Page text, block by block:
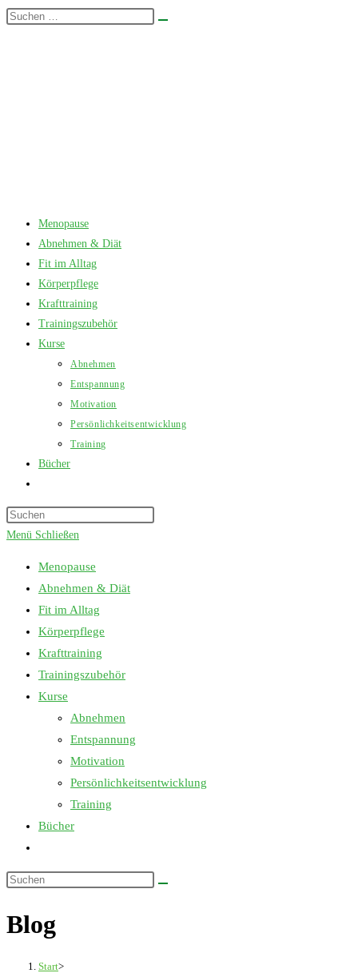
Zum
Diese
Menopause
Abnehmen & Diät
Fit im Alltag
Körperpflege
Krafttraining
Trainingszubehör
Kurse
Abnehmen
Entspannung
Motivation
Persönlichkeitsentwicklung
Training
Bücher
umschalten
Menü Schließen
Menopause
Abnehmen & Diät
Fit im Alltag
Körperpflege
Krafttraining
Trainingszubehör
Kurse
Abnehmen
Entspannung
Motivation
Persönlichkeitsentwicklung
Training
Bücher
umschalten
Diese
durchsuchen
Blog
Start>